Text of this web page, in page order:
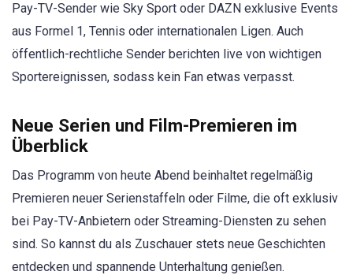
Pay-TV-Sender wie Sky Sport oder DAZN exklusive Events
aus Formel 1, Tennis oder internationalen Ligen. Auch
öffentlich-rechtliche Sender berichten live von wichtigen
Sportereignissen, sodass kein Fan etwas verpasst.
Neue Serien und Film-Premieren im
Überblick
Das Programm von heute Abend beinhaltet regelmäßig
Premieren neuer Serienstaffeln oder Filme, die oft exklusiv
bei Pay-TV-Anbietern oder Streaming-Diensten zu sehen
sind. So kannst du als Zuschauer stets neue Geschichten
entdecken und spannende Unterhaltung genießen.